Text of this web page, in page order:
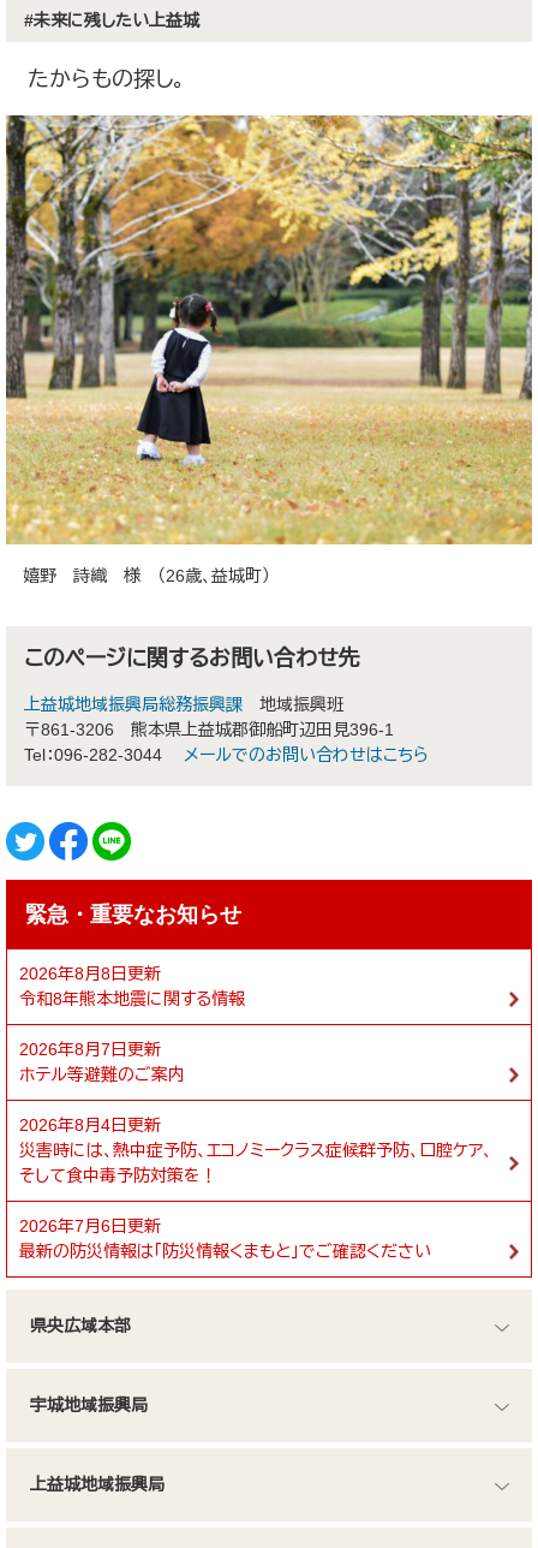
#未来に残したい上益城
たからもの探し。
嬉野 詩織 様 （26歳、益城町）
このページに関するお問い合わせ先
上益城地域振興局総務振興課
地域振興班
〒861-3206
熊本県上益城郡御船町辺田見396-1
Tel：096-282-3044
メールでのお問い合わせはこちら
緊急・重要なお知らせ
2026年8月8日更新
令和8年熊本地震に関する情報
2026年8月7日更新
ホテル等避難のご案内
2026年8月4日更新
災害時には、熱中症予防、エコノミークラス症候群予防、口腔ケア、
そして食中毒予防対策を！
2026年7月6日更新
最新の防災情報は「防災情報くまもと」でご確認ください
県央広域本部
宇城地域振興局
上益城地域振興局